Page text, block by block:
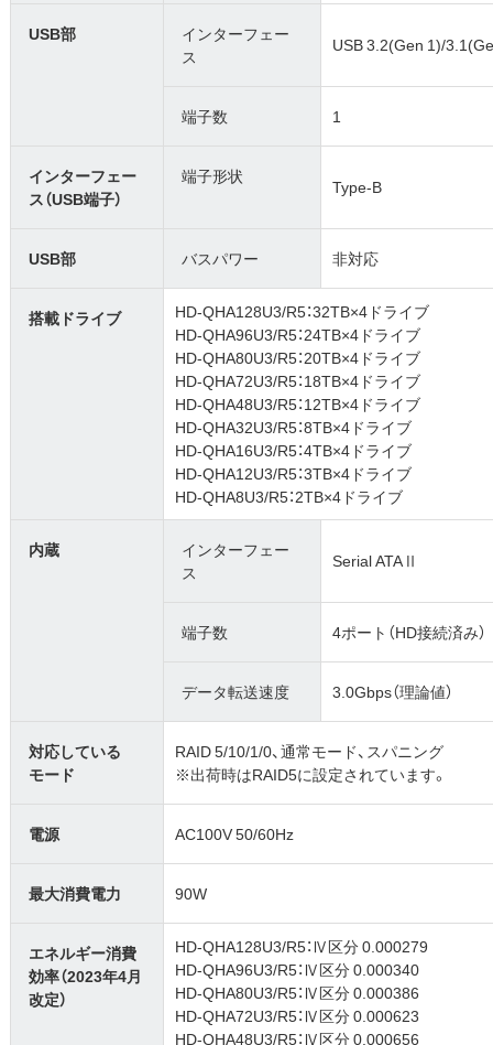
USB部
インターフェー
ス
USB 3.2(Gen 1)/
端子数 1
インターフェー
ス（USB端子）
端子形状 Type-B
USB部 バスパワー 非対応
搭載ドライブ
HD-QHA128U3/R5：32TB×4ドライブ
HD-QHA96U3/R5：24TB×4ドライブ
HD-QHA80U3/R5：20TB×4ドライブ
HD-QHA72U3/R5：18TB×4ドライブ
HD-QHA48U3/R5：12TB×4ドライブ
HD-QHA32U3/R5：8TB×4ドライブ
HD-QHA16U3/R5：4TB×4ドライブ
HD-QHA12U3/R5：3TB×4ドライブ
HD-QHA8U3/R5：2TB×4ドライブ
内蔵
インターフェー
ス
Serial ATAⅡ
端子数 4ポート（HD接続済み）
データ転送速度 3.0Gbps（理論値）
対応している
モード
RAID 5/10/1/0、通常モード、スパニング
※出荷時はRAID5に設定されています。
電源 AC100V 50/60Hz
最大消費電力 90W
エネルギー消費
効率（2023年4月
改定）
HD-QHA128U3/R5：Ⅳ区分 0.000279
HD-QHA96U3/R5：Ⅳ区分 0.000340
HD-QHA80U3/R5：Ⅳ区分 0.000386
HD-QHA72U3/R5：Ⅳ区分 0.000623
HD-QHA48U3/R5：Ⅳ区分 0.000656